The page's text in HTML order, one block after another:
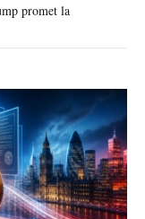
promet la